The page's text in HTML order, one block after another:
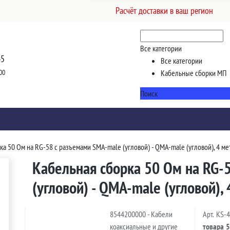
Расчёт доставки в ваш регион
Все категории
Все категории
Кабельные сборки МП
Поиск
50 Ом на RG-58 с разъемами SMA-male (угловой) - QMA-male (угловой), 4
Кабельная сборка 50 Ом на
(угловой) - QMA-male
8544200000 - Кабели
коаксиальные и другие
Арт. KS-
товара